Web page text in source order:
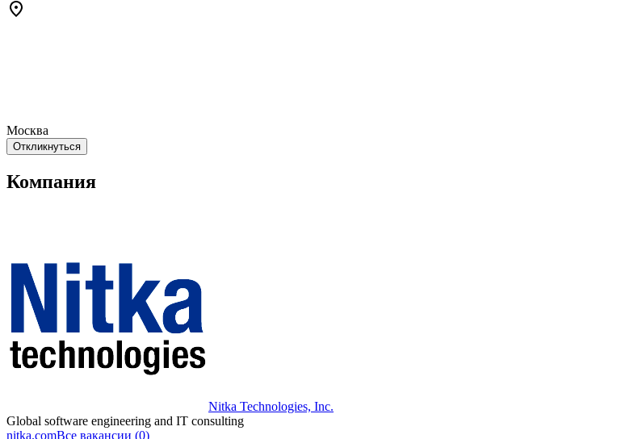
Москва
Откликнуться
Компания
Nitka Technologies, Inc.
Global software engineering and IT consulting
nitka.comВсе вакансии (0)